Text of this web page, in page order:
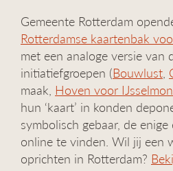
Gemeente Rotterdam
Rotterdamse kaartenbak
met een analoge versie van
initiatiefgroepen (Bouwlust,
maak, Hoven voor
hun ‘kaart’ in konden
symbolisch gebaar, de enige
online te vinden. Wil jij een
oprichten in Rotterdam?